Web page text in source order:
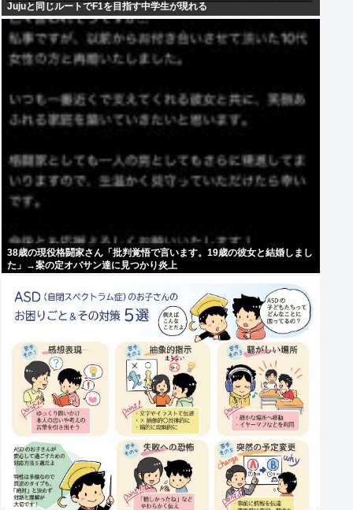
Jujuと同じルートでF1を目指す中学生が現れる
38歳の現役格闘家さん「批判覚悟で言います。19歳の彼女と結婚しまし
た」→案の定オバサン達に見つかり炎上